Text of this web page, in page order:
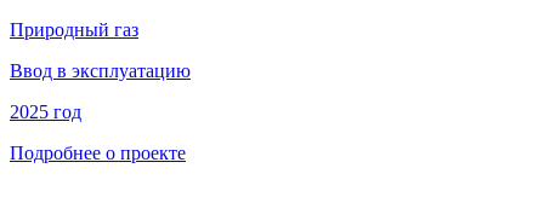
Природный газ
Ввод в эксплуатацию
2025 год
Подробнее о проекте